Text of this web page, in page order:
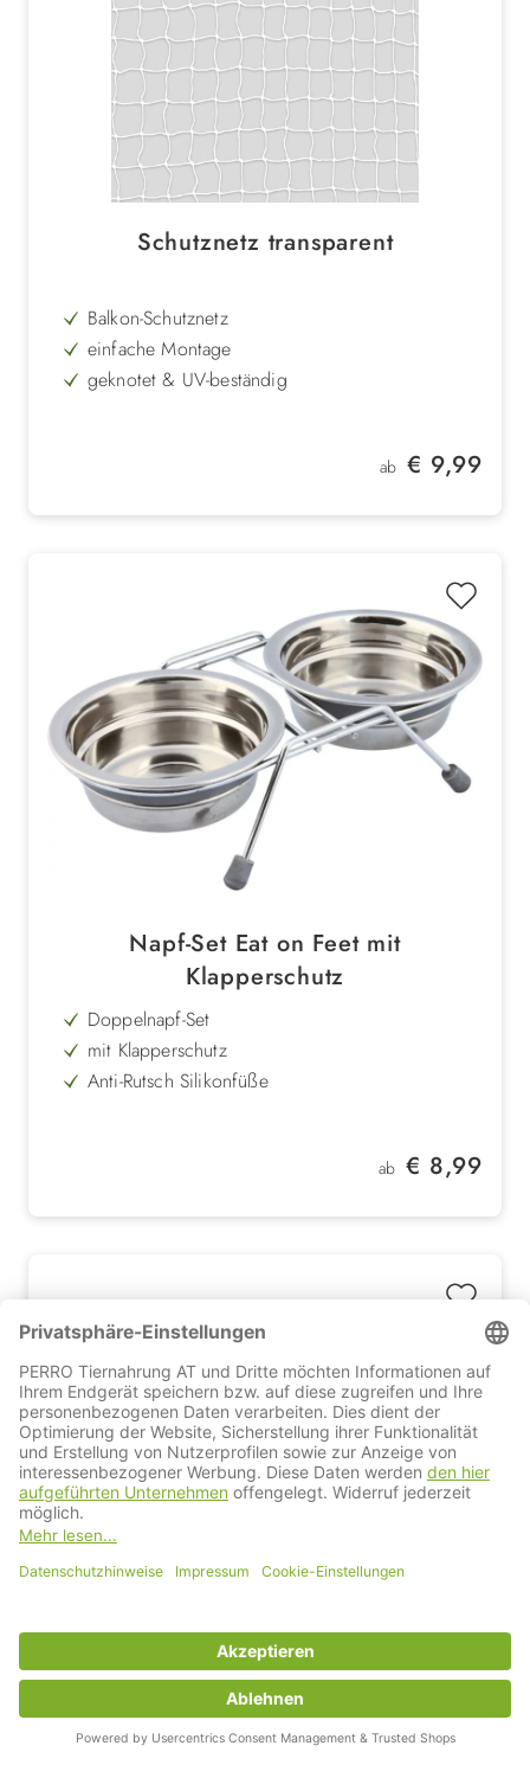
Schutznetz transparent
Balkon-Schutznetz
einfache Montage
geknotet & UV-beständig
Regulärer Preis:
ab € 9,99
Napf-Set Eat on Feet mit
Klapperschutz
Doppelnapf-Set
mit Klapperschutz
Anti-Rutsch Silikonfüße
Regulärer Preis:
ab € 8,99
Schutzkragen-VET
Hund & Katze
leicht & robust